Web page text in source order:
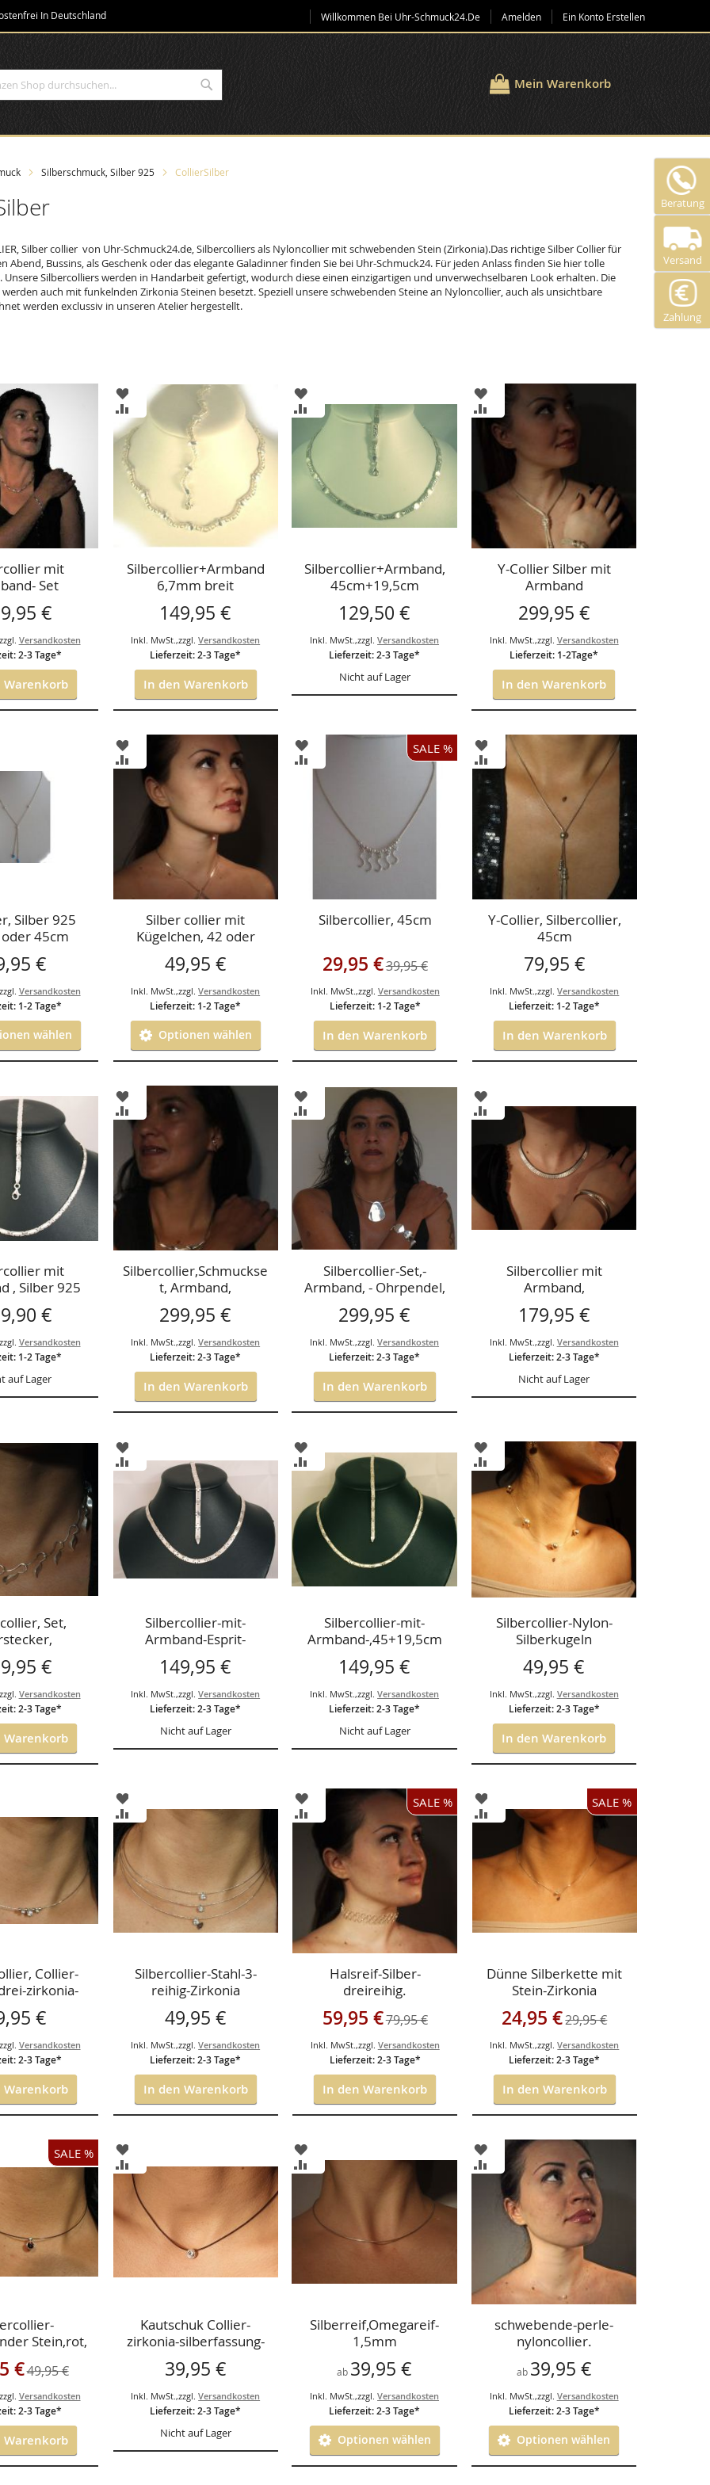
In Deutschland
zum
Willkommen Bei Uhr-Schmuck24.de Amelden Ein Konto Erstellen
Mein Warenkorb
Silberschmuck, Silber 925 CollierSilber
Silber collier von Uhr-Schmuck24.de, Silbercolliers als Nyloncollier mit schwebenden Stein (Zirkonia).Das richtige Silber Collier für
Abend, Bussins, als Geschenk oder das elegante Galadinner finden Sie bei Uhr-Schmuck24. Für jeden Anlass finden Sie hier tolle
Unsere Silbercolliers werden in Handarbeit gefertigt, wodurch diese einen einzigartigen und unverwechselbaren Look erhalten. Die
werden auch mit funkelnden Zirkonia Steinen besetzt. Speziell unsere schwebenden Steine an Nyloncollier, auch als unsichtbare
werden exclussiv in unseren Atelier hergestellt.
mit
Set
€
zzgl. Versandkosten
2-3 Tage*
Warenkorb
ZUR
WUNSCHLISTE
HINZUFÜGEN
ZUR
VERGLEICHSLISTE
HINZUFÜGEN
Silbercollier+Armband
6,7mm breit
149,95 €
Inkl. MwSt.,zzgl.Versandkosten
Lieferzeit: 2-3 Tage*
In den Warenkorb
ZUR
WUNSCHLISTE
HINZUFÜGEN
ZUR
VERGLEICHSLISTE
HINZUFÜGEN
Silbercollier+Armband,
45cm+19,5cm
129,50 €
Inkl. MwSt.,zzgl.Versandkosten
Lieferzeit: 2-3 Tage*
Nicht auf Lager
ZUR
WUNSCHLISTE
HINZUFÜGEN
ZUR
VERGLEICHSLISTE
HINZUFÜGEN
Y-Collier Silber mit
Armband
299,95 €
Inkl. MwSt.,zzgl. Versandkosten
Lieferzeit: 1-2Tage*
In den Warenkorb
Silber 925
45cm
€
zzgl. Versandkosten
1-2 Tage*
wählen
ZUR
WUNSCHLISTE
HINZUFÜGEN
ZUR
VERGLEICHSLISTE
HINZUFÜGEN
Silber collier mit
Kügelchen, 42 oder
45cm
49,95 €
Inkl. MwSt.,zzgl.Versandkosten
Lieferzeit: 1-2 Tage*
Optionen wählen
ZUR
WUNSCHLISTE
HINZUFÜGEN
ZUR
VERGLEICHSLISTE
SALE %
Silbercollier, 45cm
Sonderangebot
29,95 €39,95 €
Inkl. MwSt.,zzgl. Versandkosten
Lieferzeit: 1-2 Tage*
In den Warenkorb
ZUR
WUNSCHLISTE
HINZUFÜGEN
ZUR
VERGLEICHSLISTE
HINZUFÜGEN
Y-Collier, Silbercollier,
45cm
79,95 €
Inkl. MwSt.,zzgl.Versandkosten
Lieferzeit: 1-2 Tage*
In den Warenkorb
mit
, Silber 925
45cm €
zzgl. Versandkosten
1-2 Tage*
auf Lager
ZUR
WUNSCHLISTE
HINZUFÜGEN
ZUR
VERGLEICHSLISTE
HINZUFÜGEN
Silbercollier,Schmuckse
t, Armband,
Ohrstecker,Zirkonia
299,95 €
Inkl. MwSt.,zzgl.Versandkosten
Lieferzeit: 2-3 Tage*
In den Warenkorb
ZUR
WUNSCHLISTE
HINZUFÜGEN
VERGLEICHSLISTE
HINZUFÜGEN
Silbercollier-Set,-
Armband, - Ohrpendel,
299,95 €
Inkl. MwSt.,zzgl.Versandkosten
Lieferzeit: 2-3 Tage*
In den Warenkorb
ZUR
WUNSCHLISTE
HINZUFÜGEN
ZUR
VERGLEICHSLISTE
HINZUFÜGEN
Silbercollier mit
Armband,
Cleopatradesign
179,95 €
Inkl. MwSt.,zzgl. Versandkosten
Lieferzeit: 2-3 Tage*
Nicht auf Lager
Set,
€
zzgl. Versandkosten
2-3 Tage*
Warenkorb
ZUR
WUNSCHLISTE
HINZUFÜGEN
ZUR
VERGLEICHSLISTE
HINZUFÜGEN
Silbercollier-mit-
Armband-Esprit-
5,5mm breit
149,95 €
Inkl. MwSt.,zzgl.Versandkosten
Lieferzeit: 2-3 Tage*
Nicht auf Lager
ZUR
WUNSCHLISTE
HINZUFÜGEN
VERGLEICHSLISTE
HINZUFÜGEN
Silbercollier-mit-
Armband-,45+19,5cm
149,95 €
Inkl. MwSt.,zzgl.Versandkosten
Lieferzeit: 2-3 Tage*
Nicht auf Lager
ZUR
WUNSCHLISTE
HINZUFÜGEN
ZUR
VERGLEICHSLISTE
HINZUFÜGEN
Silbercollier-Nylon-
Silberkugeln
49,95 €
Inkl. MwSt. ,zzgl. Versandkosten
Lieferzeit: 2-3 Tage*
In den Warenkorb
Collier-
zirkonia-
€
zzgl. Versandkosten
2-3 Tage*
Warenkorb
ZUR
WUNSCHLISTE
HINZUFÜGEN
ZUR
VERGLEICHSLISTE
HINZUFÜGEN
Silbercollier-Stahl-3-
reihig-Zirkonia
49,95 €
Inkl. MwSt.,zzgl.Versandkosten
Lieferzeit: 2-3 Tage*
In den Warenkorb
ZUR
WUNSCHLISTE
HINZUFÜGEN
ZUR
VERGLEICHSLISTE
HINZUFÜGEN
SALE %
Halsreif-Silber-
dreireihig.
Sonderangebot
59,95 €79,95 €
Inkl. MwSt. ,zzgl. Versandkosten
Lieferzeit: 2-3 Tage*
In den Warenkorb
ZUR
WUNSCHLISTE
HINZUFÜGEN
ZUR
VERGLEICHSLISTE
HINZUFÜGEN
SALE %
Dünne Silberkette mit
Stein-Zirkonia
Sonderangebot
24,95 €29,95 €
Inkl. MwSt.,zzgl.Versandkosten
Lieferzeit: 2-3 Tage*
In den Warenkorb
SALE %
Stein,rot,
schwarzem-
€49,95 €
zzgl. Versandkosten
2-3 Tage*
Warenkorb
ZUR
WUNSCHLISTE
HINZUFÜGEN
ZUR
VERGLEICHSLISTE
HINZUFÜGEN
Kautschuk Collier-
zirkonia-silberfassung-
39,95 €
Inkl. MwSt.,zzgl.Versandkosten
Lieferzeit: 2-3 Tage*
Nicht auf Lager
ZUR
WUNSCHLISTE
HINZUFÜGEN
ZUR
VERGLEICHSLISTE
Silberreif,Omegareif-
1,5mm
ab 39,95 €
Inkl. MwSt.,zzgl.Versandkosten
Lieferzeit: 2-3 Tage*
Optionen wählen
ZUR
WUNSCHLISTE
HINZUFÜGEN
ZUR
VERGLEICHSLISTE
HINZUFÜGEN
schwebende-perle-
nyloncollier.
ab 39,95 €
Inkl. MwSt. ,zzgl. Versandkosten
Lieferzeit: 2-3 Tage*
Optionen wählen
Beratung
Versand
Zahlung